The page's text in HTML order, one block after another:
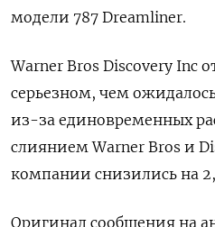
модели 787 Dreamliner.
Warner Bros Discovery Inc
серьезном, чем
из-за единовременных
слиянием Warner Bros и
компании снизились на
Оригинал сообщения на